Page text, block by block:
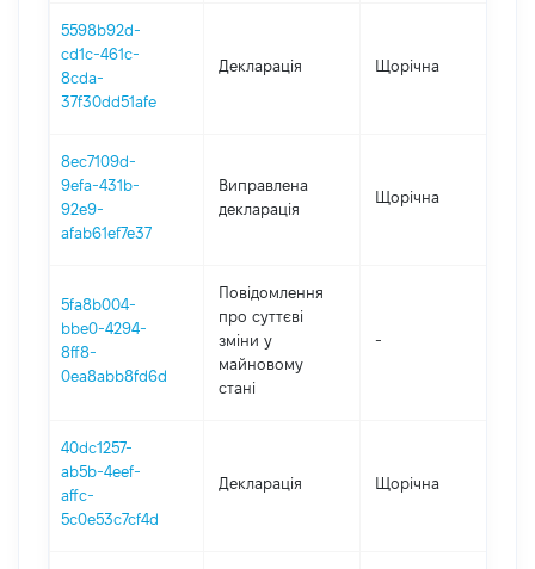
5598b92d-
cd1c-461c-
8cda-
37f30dd51afe
Декларація Щорічна
8ec7109d-
9efa-431b-
92e9-
afab61ef7e37
Виправлена
декларація
Щорічна
5fa8b004-
bbe0-4294-
8ff8-
0ea8abb8fd6d
Повідомлення
про суттєві
зміни y
майновому
стані
-
40dc1257-
ab5b-4eef-
affc-
5c0e53c7cf4d
Декларація Щорічна